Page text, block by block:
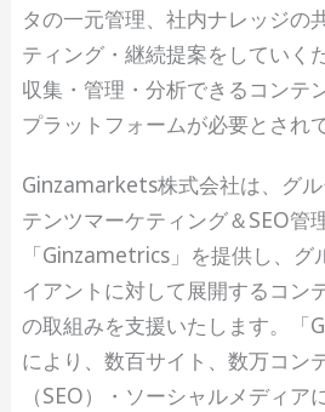
タの一元管理、社内ナレッジの
ティング・継続提案をしていく
収集・管理・分析できるコンテ
プラットフォームが必要とされ
Ginzamarkets株式会社は、グ
テンツマーケティング＆SEO管
「Ginzametrics」を提供し、グ
イアントに対して展開するコン
の取組みを支援いたします。「
により、数百サイト、数万コン
（SEO）・ソーシャルメディ